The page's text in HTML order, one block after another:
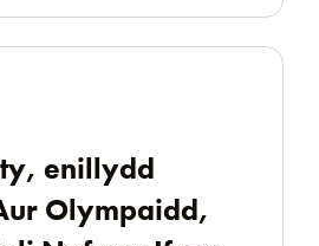
enillydd
Olympaidd,